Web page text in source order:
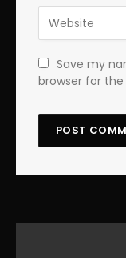
Save my
browser for